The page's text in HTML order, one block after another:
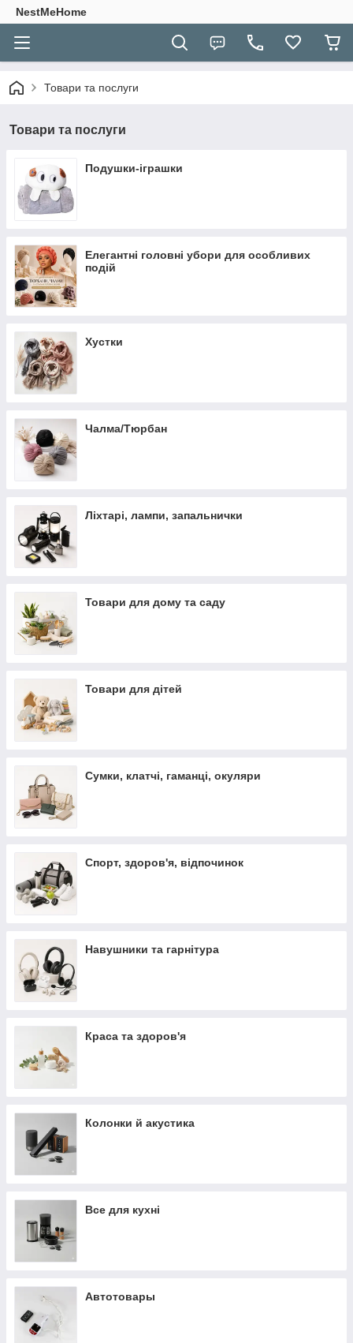
NestMeHome
Товари та послуги
Товари та послуги
Подушки-іграшки
Елегантні головні убори для особливих
подій
Хустки
Чалма/Тюрбан
Ліхтарі, лампи, запальнички
Товари для дому та саду
Товари для дітей
Сумки, клатчі, гаманці, окуляри
Спорт, здоров'я, відпочинок
Навушники та гарнітура
Краса та здоров'я
Колонки й акустика
Все для кухні
Автотовары